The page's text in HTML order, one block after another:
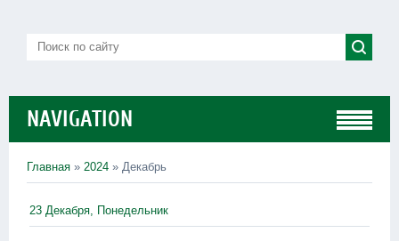
NAVIGATION
Главная » 2024 » Декабрь
23 Декабря, Понедельник